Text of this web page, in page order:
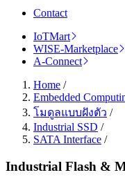
Contact
IoTMart
WISE-Marketplace
A-Connect
Home /
Embedded
โมดูลแบบฝังตัว /
Industrial SSD /
SATA Interface /
Industrial Flash &